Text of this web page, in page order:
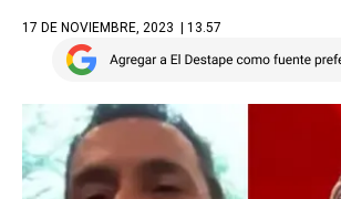
17 DE NOVIEMBRE, 2023 | 13.57